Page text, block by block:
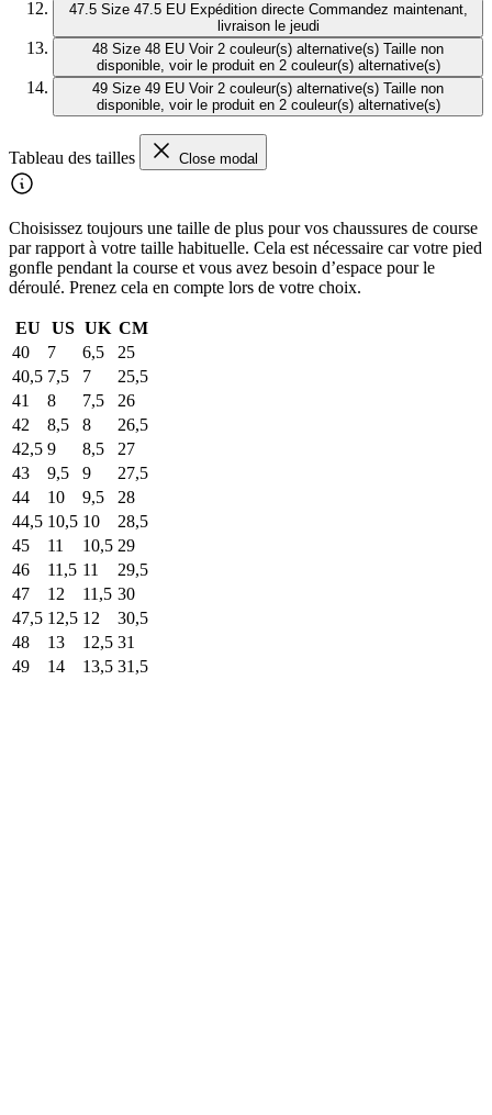
47.5 Size 47.5 EU Expédition directe Commandez maintenant,
livraison le jeudi
48 Size 48 EU Voir 2 couleur(s) alternative(s) Taille non
disponible, voir le produit en 2 couleur(s) alternative(s)
49 Size 49 EU Voir 2 couleur(s) alternative(s) Taille non
disponible, voir le produit en 2 couleur(s) alternative(s)
Tableau des tailles Close modal
Choisissez toujours une taille de plus pour vos chaussures de course
par rapport à votre taille habituelle. Cela est nécessaire car votre pied
gonfle pendant la course et vous avez besoin d’espace pour le
déroulé. Prenez cela en compte lors de votre choix.
EU US UK CM
40
7 6,5
25
40,5 7,5 7
25,5
41
8 7,5
26
42
8,5 8
26,5
42,5 9 8,5
27
43
9,5 9
27,5
44
10 9,5
28
44,5 10,5 10
28,5
45
11 10,5 29
46
11,5 11
29,5
47
12 11,5 30
47,5 12,5 12
30,5
48
13 12,5 31
49
14 13,5 31,5